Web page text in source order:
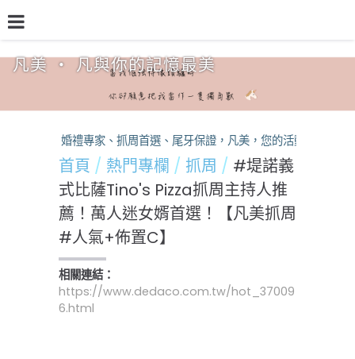
凡美 ‧ 凡與你的記憶最美
熱門專欄 熱銷方案 預約檔期
婚禮專家、抓周首選、尾牙保證，凡美，您的活動神隊友！
首頁 熱門專欄 抓周
#堤諾義
式比薩Tino's Pizza抓周主持人推
薦！萬人迷女婿首選！【凡美抓周
#人氣+佈置C】
相關連結：
https://www.dedaco.com.tw/hot_37009
6.html